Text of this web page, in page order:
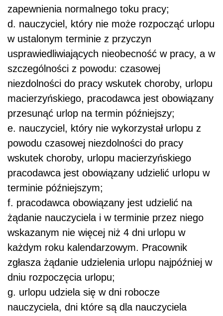
zapewnienia normalnego toku pracy;
d. nauczyciel, który nie może rozpocząć urlopu
w ustalonym terminie z przyczyn
usprawiedliwiających nieobecność w pracy, a w
szczególności z powodu: czasowej
niezdolności do pracy wskutek choroby, urlopu
macierzyńskiego, pracodawca jest obowiązany
przesunąć urlop na termin późniejszy;
e. nauczyciel, który nie wykorzystał urlopu z
powodu czasowej niezdolności do pracy
wskutek choroby, urlopu macierzyńskiego
pracodawca jest obowiązany udzielić urlopu w
terminie późniejszym;
f. pracodawca obowiązany jest udzielić na
żądanie nauczyciela i w terminie przez niego
wskazanym nie więcej niż 4 dni urlopu w
każdym roku kalendarzowym. Pracownik
zgłasza żądanie udzielenia urlopu najpóźniej w
dniu rozpoczęcia urlopu;
g. urlopu udziela się w dni robocze
nauczyciela, dni które są dla nauczyciela